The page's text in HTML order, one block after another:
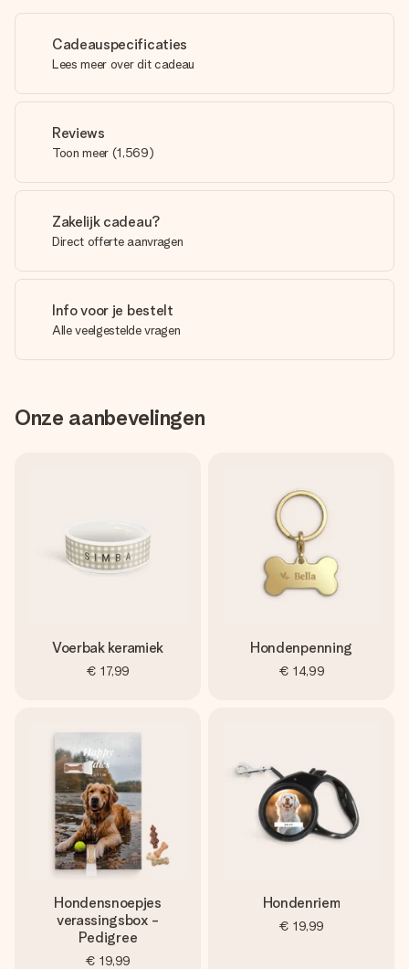
Cadeauspecificaties
Lees meer over dit cadeau
Reviews
Toon meer (1,569)
Zakelijk cadeau?
Direct offerte aanvragen
Info voor je bestelt
Alle veelgestelde vragen
Onze aanbevelingen
Voerbak keramiek
€ 17,99
Hondenpenning
€ 14,99
Hondensnoepjes
verassingsbox -
Pedigree
€ 19,99
Hondenriem
€ 19,99